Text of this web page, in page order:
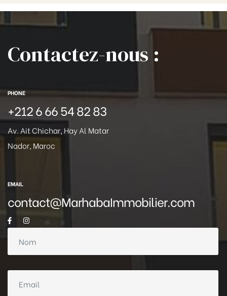
Contactez-nous :
PHONE
+212 6 66 54 82 83
Av. Ait Chichar, Hay Al Matar
Nador, Maroc
EMAIL
contact@MarhabaImmobilier.com